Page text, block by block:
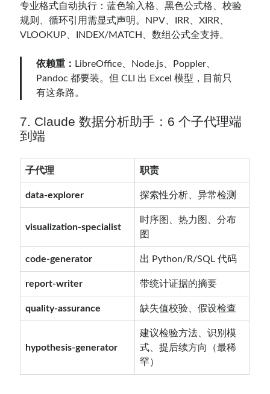
专业格式自动执行：蓝色输入格、黑色公式格、校验
规则、循环引用需显式声明。NPV、IRR、XIRR、
VLOOKUP、INDEX/MATCH、数组公式全支持。
依赖重： LibreOffice、Node.js、Poppler、
Pandoc 都要装。但 CLI 出 Excel 模型，目前只
有这条路。
7. Claude 数据分析助手：6 个子代理端
到端
子代理 职责
data-explorer 探索性分析、异常检测
visualization-specialist
时序图、热力图、分布
图
code-generator 出 Python/R/SQL 代码
report-writer 带统计证据的摘要
quality-assurance 缺失值校验、假设检查
hypothesis-generator
建议检验方法、识别模
式、提后续方向（最稀
罕）